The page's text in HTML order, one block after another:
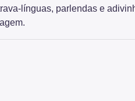
línguas, parlendas e